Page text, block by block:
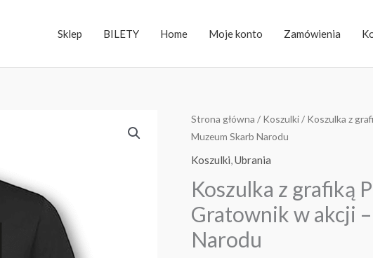
Sklep BILETY Home Moje konto Zamówienia
Strona główna / Koszulki/ Koszulka z
Muzeum Skarb Narodu
Koszulki Ubrania
Koszulka z grafiką
Gratownik w akcji
Narodu
ilość
Koszulka
z
Polski
Fiat
125p
-